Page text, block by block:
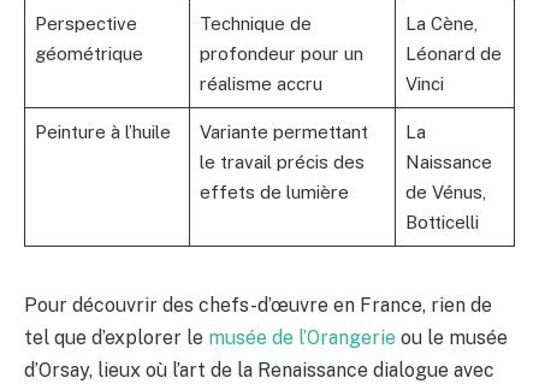
Perspective
géométrique
Technique de
profondeur pour un
réalisme accru
La Cène,
Léonard de
Vinci
Peinture à l’huile
Variante permettant
le travail précis des
effets de lumière
La
Naissance
de Vénus,
Botticelli
Pour découvrir des chefs-d’œuvre en France, rien de
tel que d’explorer le musée de l’Orangerie ou le musée
d’Orsay, lieux où l’art de la Renaissance dialogue avec